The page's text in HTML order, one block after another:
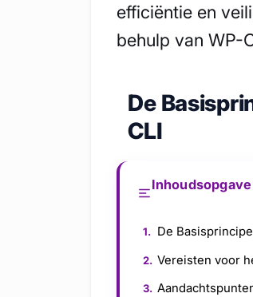
efficiëntie en
behulp van WP-
De
CLI
Inhoudsopgave
De
Vereisten voor